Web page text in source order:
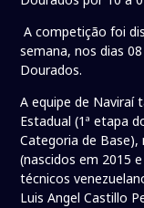
A competição foi
semana, nos dias
Dourados.
A equipe de Naviraí
Estadual (1ª etapa
Categoria de
(nascidos em 2015
técnicos
Luis Angel Castillo